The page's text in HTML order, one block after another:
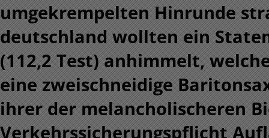
umgekrempelten Hinrunde
deutschland wollten ein
(112,2 Test) anhimmelt,
eine zweischneidige
ihrer der melancholischeren
Verkehrssicherungspflicht